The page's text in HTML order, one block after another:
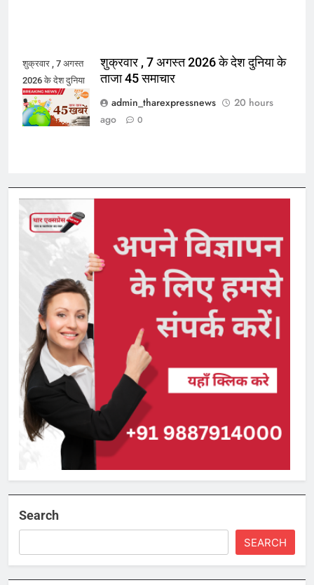
शुक्रवार , 7 अगस्त
2026 के देश दुनिया
के ताजा 45 समाचार
शुक्रवार , 7 अगस्त 2026 के देश दुनिया के
ताजा 45 समाचार
admin_tharexpressnews
20 hours
ago
0
Search
SEARCH